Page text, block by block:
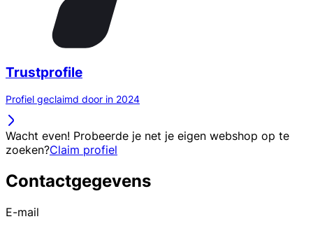
Trustprofile
Profiel geclaimd door in 2024
Wacht even! Probeerde je net je eigen webshop op te
zoeken?Claim profiel
Contactgegevens
E-mail